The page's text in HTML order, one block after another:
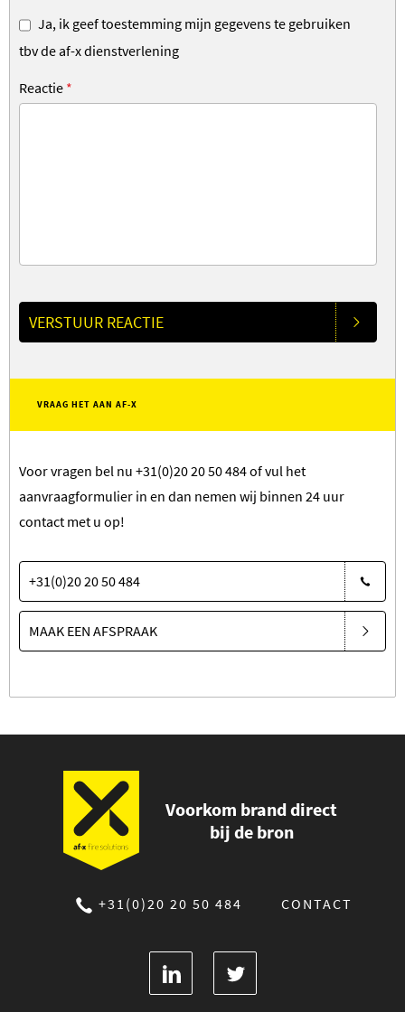
Ja, ik geef toestemming mijn gegevens te gebruiken
tbv de af-x dienstverlening
Reactie *
VERSTUUR REACTIE
VRAAG HET AAN AF-X
Voor vragen bel nu +31(0)20 20 50 484of vul het
aanvraagformulier in en dan nemen wij binnen 24 uur
contact met u op!
+31(0)20 20 50 484
MAAK EEN AFSPRAAK
Voorkom brand direct
bij de bron
+31(0)20 20 50 484 CONTACT